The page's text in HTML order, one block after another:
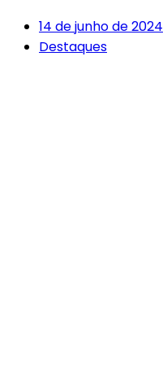
14 de junho de 2024
Destaques